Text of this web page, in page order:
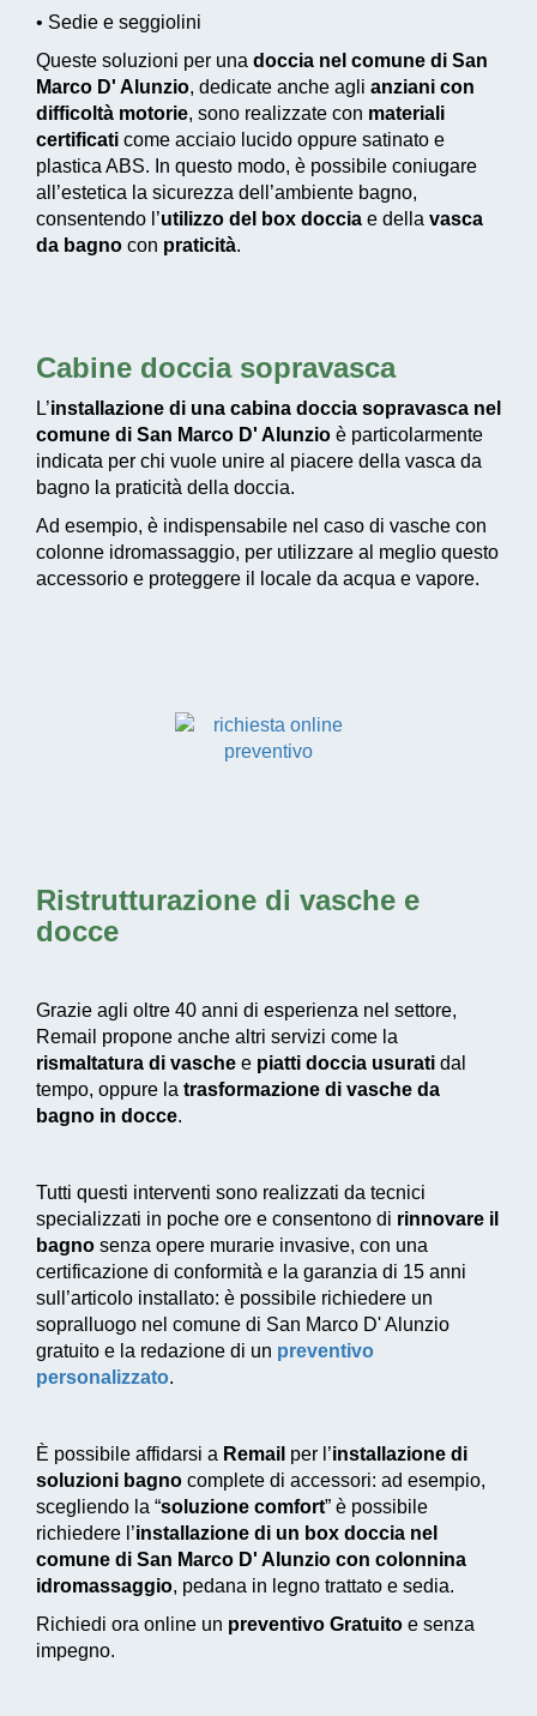
• Sedie e seggiolini
Queste soluzioni per una doccia nel comune di San
Marco D' Alunzio, dedicate anche agli anziani con
difficoltà motorie, sono realizzate con materiali
certificati come acciaio lucido oppure satinato e
plastica ABS. In questo modo, è possibile coniugare
all’estetica la sicurezza dell’ambiente bagno,
consentendo l’utilizzo del box doccia e della vasca
da bagno con praticità.
Cabine doccia sopravasca
L’installazione di una cabina doccia sopravasca nel
comune di San Marco D' Alunzio è particolarmente
indicata per chi vuole unire al piacere della vasca da
bagno la praticità della doccia.
Ad esempio, è indispensabile nel caso di vasche con
colonne idromassaggio, per utilizzare al meglio questo
accessorio e proteggere il locale da acqua e vapore.
Ristrutturazione di vasche e
docce
Grazie agli oltre 40 anni di esperienza nel settore,
Remail propone anche altri servizi come la
rismaltatura di vasche e piatti doccia usurati dal
tempo, oppure la trasformazione di vasche da
bagno in docce.
Tutti questi interventi sono realizzati da tecnici
specializzati in poche ore e consentono di rinnovare il
bagno senza opere murarie invasive, con una
certificazione di conformità e la garanzia di 15 anni
sull’articolo installato: è possibile richiedere un
sopralluogo nel comune di San Marco D' Alunzio
gratuito e la redazione di un preventivo
personalizzato.
È possibile affidarsi a Remail per l’installazione di
soluzioni bagno complete di accessori: ad esempio,
scegliendo la “soluzione comfort” è possibile
richiedere l’installazione di un box doccia nel
comune di San Marco D' Alunzio con colonnina
idromassaggio, pedana in legno trattato e sedia.
Richiedi ora online un preventivo Gratuito e senza
impegno.